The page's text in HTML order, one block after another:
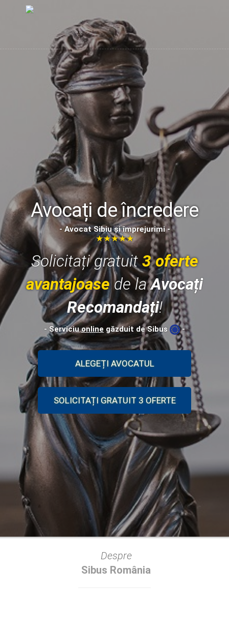
Avocați de încredere
- Avocat Sibiu și împrejurimi -
★★★★★
Solicitați gratuit3 oferte
avantajoase de laAvocați
Recomandați!
- Serviciuonlinegăzduit de Sibus -
ALEGEȚI AVOCATUL
SOLICITAȚI GRATUIT 3 OFERTE
Despre
Sibus România